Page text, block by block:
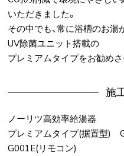
いただきました。
その中でも、常に浴槽のお
UV除菌ユニット搭載の
プレミアムタイプをお勧めさ
施
ノーリツ高効率給湯器
プレミアムタイプ(据置型
G001E(リモコン)